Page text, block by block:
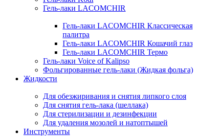
Гель-лаки LACOMCHIR
Гель-лаки LACOMCHIR Классическая
палитра
Гель-лаки LACOMCHIR Кошачий глаз
Гель-лаки LACOMCHIR Термо
Гель-лаки Voice of Kalipso
Фольгированные гель-лаки (Жидкая фольга)
Жидкости
Для обезжиривания и снятия липкого слоя
Для снятия гель-лака (шеллака)
Для стерилизации и дезинфекции
Для удаления мозолей и натоптышей
Инструменты